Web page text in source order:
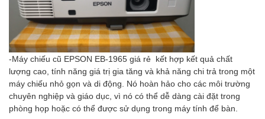
-Máy chiếu cũ EPSON EB-1965 giá rẻ kết hợp kết quả chất
lượng cao, tính năng giá trị gia tăng và khả năng chi trả trong một
máy chiếu nhỏ gọn và di động. Nó hoàn hảo cho các môi trường
chuyên nghiệp và giáo dục, vì nó có thể dễ dàng cài đặt trong
phòng họp hoặc có thể được sử dụng trong máy tính để bàn.